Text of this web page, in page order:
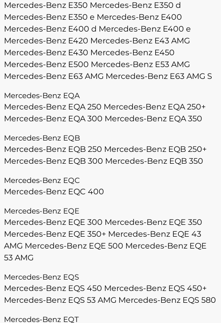
Mercedes-Benz E350 Mercedes-Benz E350 d
Mercedes-Benz E350 e Mercedes-Benz E400
Mercedes-Benz E400 d Mercedes-Benz E400 e
Mercedes-Benz E420 Mercedes-Benz E43 AMG
Mercedes-Benz E430 Mercedes-Benz E450
Mercedes-Benz E500 Mercedes-Benz E53 AMG
Mercedes-Benz E63 AMG Mercedes-Benz E63 AMG S
Mercedes-Benz EQA
Mercedes-Benz EQA 250 Mercedes-Benz EQA 250+
Mercedes-Benz EQA 300 Mercedes-Benz EQA 350
Mercedes-Benz EQB
Mercedes-Benz EQB 250 Mercedes-Benz EQB 250+
Mercedes-Benz EQB 300 Mercedes-Benz EQB 350
Mercedes-Benz EQC
Mercedes-Benz EQC 400
Mercedes-Benz EQE
Mercedes-Benz EQE 300 Mercedes-Benz EQE 350
Mercedes-Benz EQE 350+ Mercedes-Benz EQE 43
AMG Mercedes-Benz EQE 500 Mercedes-Benz EQE
53 AMG
Mercedes-Benz EQS
Mercedes-Benz EQS 450 Mercedes-Benz EQS 450+
Mercedes-Benz EQS 53 AMG Mercedes-Benz EQS 580
Mercedes-Benz EQT